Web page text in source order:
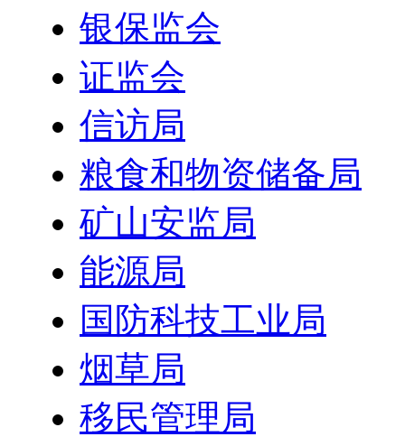
银保监会
证监会
信访局
粮食和物资储备局
矿山安监局
能源局
国防科技工业局
烟草局
移民管理局